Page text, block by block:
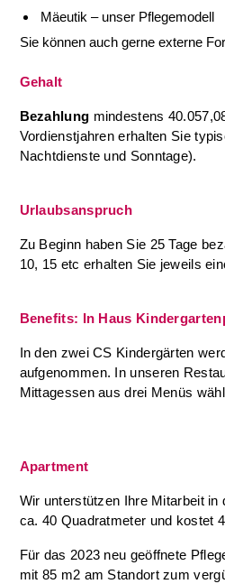
Mäeutik – unser Pflegemodell
Sie können auch gerne externe
Gehalt
Bezahlung mindestens
Vordienstjahren erhalten Sie
Nachtdienste und Sonntage).
Urlaubsanspruch
Zu Beginn haben Sie 25 Tage
10, 15 etc erhalten Sie jeweils
Benefits: In Haus
In den zwei CS Kindergärten
aufgenommen. In unseren
Mittagessen aus drei Menüs
Apartment
Wir unterstützen Ihre Mitarbeit
ca. 40 Quadratmeter und kostet
Für das 2023 neu geöffnete
mit 85 m2 am Standort zum